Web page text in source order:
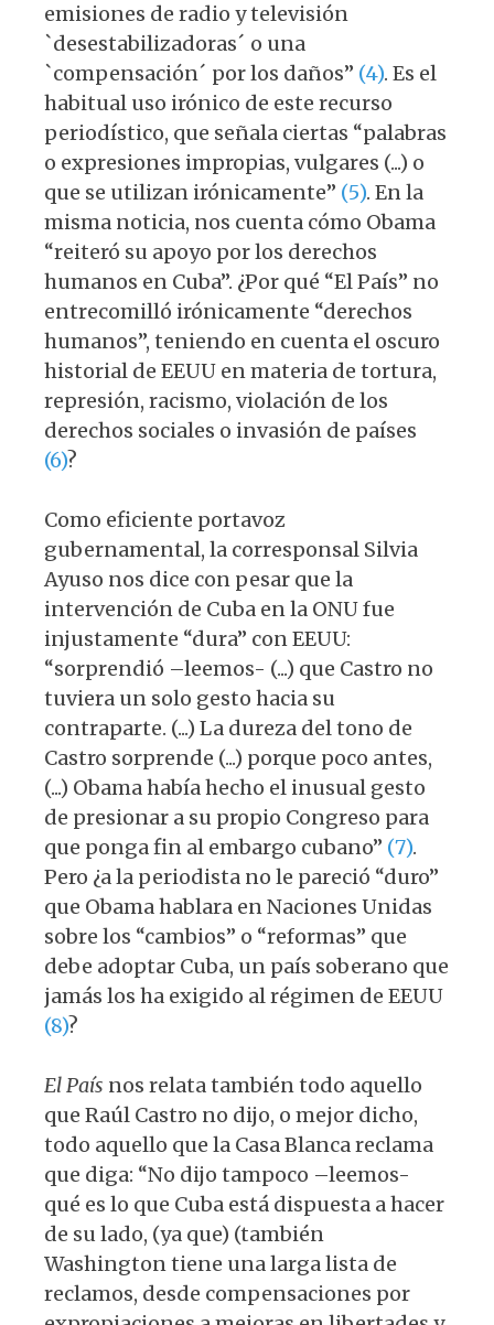
emisiones de radio y televisión
`desestabilizadoras´ o una
`compensación´ por los daños” (4). Es el
habitual uso irónico de este recurso
periodístico, que señala ciertas “palabras
o expresiones impropias, vulgares (...) o
que se utilizan irónicamente” (5). En la
misma noticia, nos cuenta cómo Obama
“reiteró su apoyo por los derechos
humanos en Cuba”. ¿Por qué “El País” no
entrecomilló irónicamente “derechos
humanos”, teniendo en cuenta el oscuro
historial de EEUU en materia de tortura,
represión, racismo, violación de los
derechos sociales o invasión de países
(6)?
Como eficiente portavoz
gubernamental, la corresponsal Silvia
Ayuso nos dice con pesar que la
intervención de Cuba en la ONU fue
injustamente “dura” con EEUU:
“sorprendió –leemos- (...) que Castro no
tuviera un solo gesto hacia su
contraparte. (...) La dureza del tono de
Castro sorprende (...) porque poco antes,
(...) Obama había hecho el inusual gesto
de presionar a su propio Congreso para
que ponga fin al embargo cubano” (7).
Pero ¿a la periodista no le pareció “duro”
que Obama hablara en Naciones Unidas
sobre los “cambios” o “reformas” que
debe adoptar Cuba, un país soberano que
jamás los ha exigido al régimen de EEUU
(8)?
El País nos relata también todo aquello
que Raúl Castro no dijo, o mejor dicho,
todo aquello que la Casa Blanca reclama
que diga: “No dijo tampoco –leemos-
qué es lo que Cuba está dispuesta a hacer
de su lado, (ya que) (también
Washington tiene una larga lista de
reclamos, desde compensaciones por